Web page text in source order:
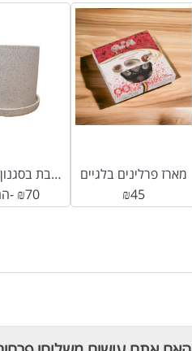
קרמיקה מעוצבת בסגנון אבן וינטג’
החל מ- ₪70
מארז פרלינים בלגיים
₪45